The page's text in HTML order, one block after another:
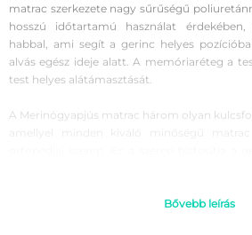
matrac szerkezete nagy sűrűségű
hosszú időtartamú használat
habbal, ami segít a gerinc helyes
alvás egész ideje alatt. A memóriaréteg a
test helyes alátámasztását.
A Merinógyapjús matrac három olyan
egészséges vérkeringés érdekében. A
Bővebb leírás